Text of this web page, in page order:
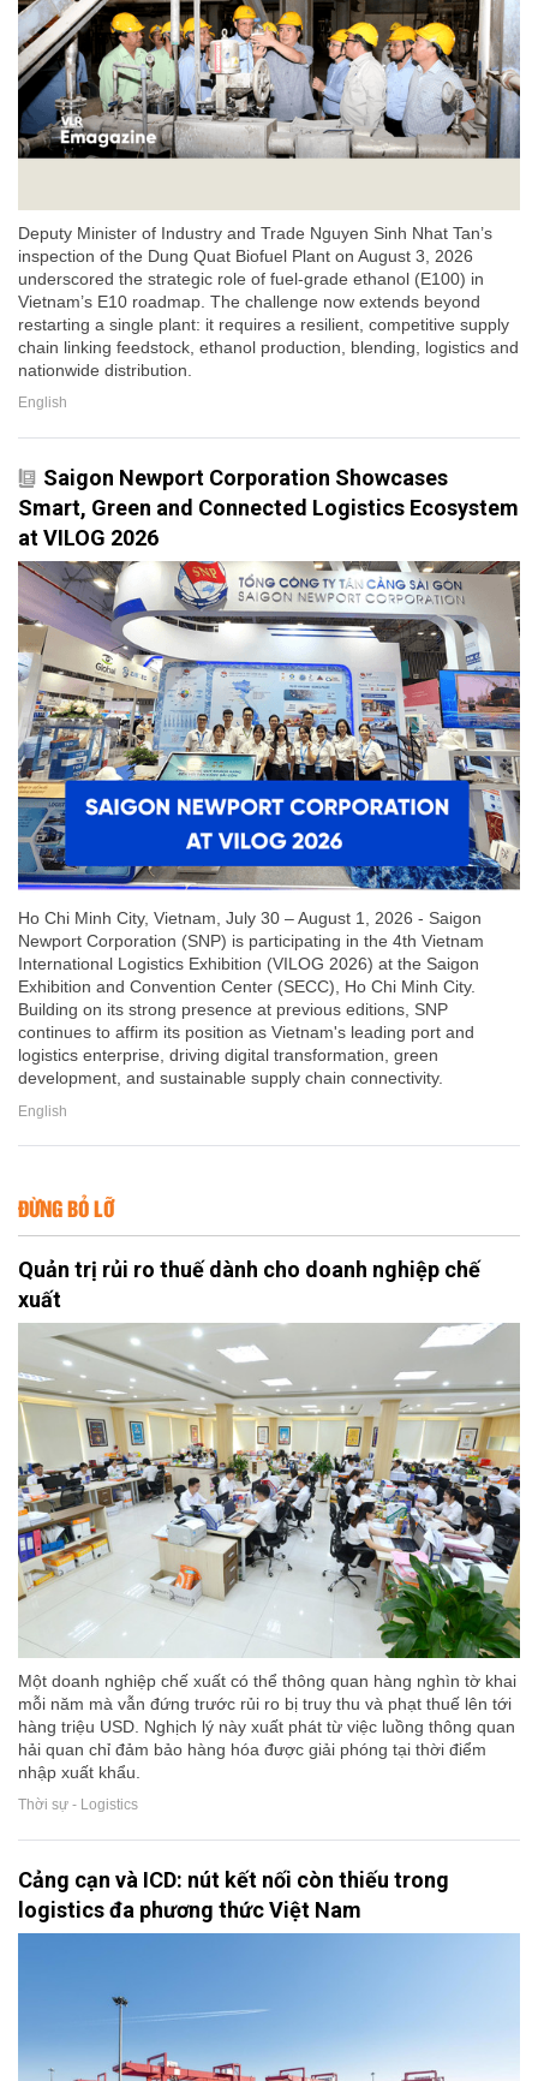
Deputy Minister of Industry and Trade Nguyen Sinh Nhat Tan’s
inspection of the Dung Quat Biofuel Plant on August 3, 2026
underscored the strategic role of fuel-grade ethanol (E100) in
Vietnam’s E10 roadmap. The challenge now extends beyond
restarting a single plant: it requires a resilient, competitive supply
chain linking feedstock, ethanol production, blending, logistics and
nationwide distribution.
English
Saigon Newport Corporation Showcases
Smart, Green and Connected Logistics Ecosystem
at VILOG 2026
Ho Chi Minh City, Vietnam, July 30 – August 1, 2026 - Saigon
Newport Corporation (SNP) is participating in the 4th Vietnam
International Logistics Exhibition (VILOG 2026) at the Saigon
Exhibition and Convention Center (SECC), Ho Chi Minh City.
Building on its strong presence at previous editions, SNP
continues to affirm its position as Vietnam's leading port and
logistics enterprise, driving digital transformation, green
development, and sustainable supply chain connectivity.
English
ĐỪNG BỎ LỠ
Quản trị rủi ro thuế dành cho doanh nghiệp chế
xuất
Một doanh nghiệp chế xuất có thể thông quan hàng nghìn tờ khai
mỗi năm mà vẫn đứng trước rủi ro bị truy thu và phạt thuế lên tới
hàng triệu USD. Nghịch lý này xuất phát từ việc luồng thông quan
hải quan chỉ đảm bảo hàng hóa được giải phóng tại thời điểm
nhập xuất khẩu.
Thời sự - Logistics
Cảng cạn và ICD: nút kết nối còn thiếu trong
logistics đa phương thức Việt Nam